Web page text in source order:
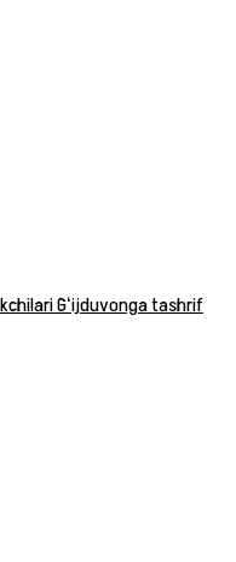
Gʻijduvonga tashrif